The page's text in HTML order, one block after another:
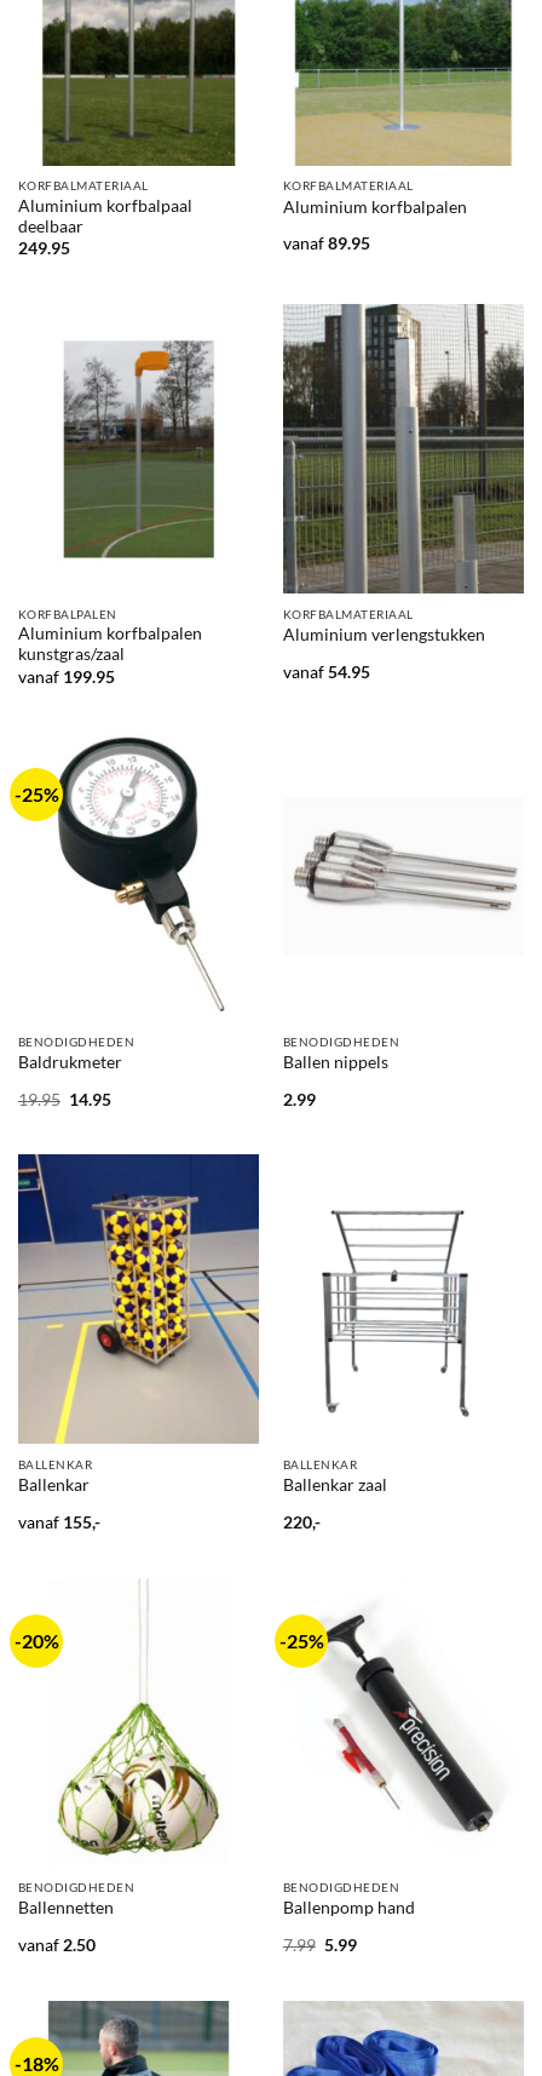
KORFBALMATERIAAL
Aluminium korfbalpaal
deelbaar
249.95
KORFBALMATERIAAL
Aluminium korfbalpalen
vanaf89.95
KORFBALPALEN
Aluminium korfbalpalen
kunstgras/zaal
vanaf 199.95
KORFBALMATERIAAL
Aluminium verlengstukken
vanaf54.95
-25%
BENODIGDHEDEN
Baldrukmeter
19.95 Oorspronkelijke
14.95Huidige
BENODIGDHEDEN
Ballen nippels
2.99
BALLENKAR
Ballenkar
vanaf 155,-
BALLENKAR
Ballenkar zaal
220,-
-20%
BENODIGDHEDEN
Ballennetten
vanaf 2.50
-25%
BENODIGDHEDEN
Ballenpomp hand
7.99 Oorspronkelijke
5.99Huidige
-18%